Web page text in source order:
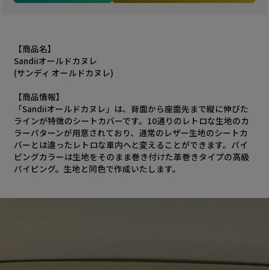
【商品名】
Sandiiオールドカヌレ
(サンディ オールドカヌレ)
【商品情報】
「Sandiiオールドカヌレ」は、背面から座面先まで縦に伸びた
ラインが特徴のシートカバーです。10通りのレトロな生地のカ
ラーパターンが用意されており、通常のレザー生地のシートカ
バーとは違ったレトロな車内へと変えることができます。パイ
ピングカラーは生地をそのまま巻き付けた革巻きタイプの高級
パイピング。生地と同色で作成いたします。